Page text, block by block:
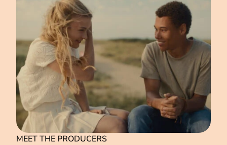
MEET THE PRODUCERS